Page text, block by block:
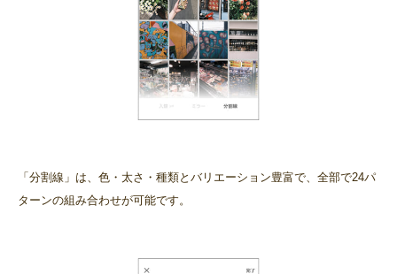
「分割線」は、色・太さ・種類とバリエーション豊富で、全部で24パ
ターンの組み合わせが可能です。